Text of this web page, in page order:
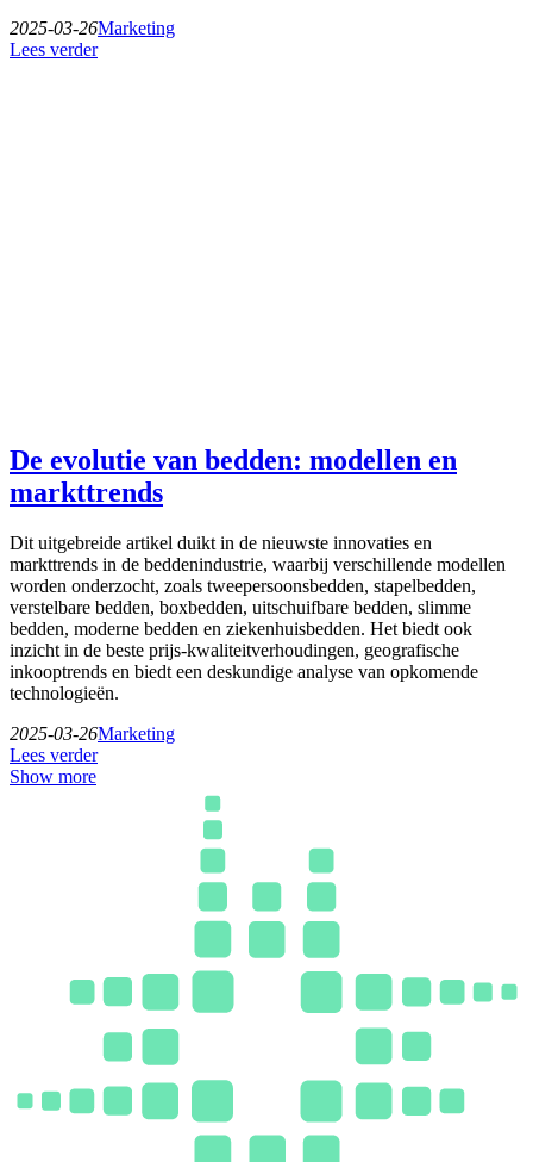
2025-03-26Marketing
Lees verder
De evolutie van bedden: modellen en
markttrends
Dit uitgebreide artikel duikt in de nieuwste innovaties en
markttrends in de beddenindustrie, waarbij verschillende modellen
worden onderzocht, zoals tweepersoonsbedden, stapelbedden,
verstelbare bedden, boxbedden, uitschuifbare bedden, slimme
bedden, moderne bedden en ziekenhuisbedden. Het biedt ook
inzicht in de beste prijs-kwaliteitverhoudingen, geografische
inkooptrends en biedt een deskundige analyse van opkomende
technologieën.
2025-03-26Marketing
Lees verder
Show more